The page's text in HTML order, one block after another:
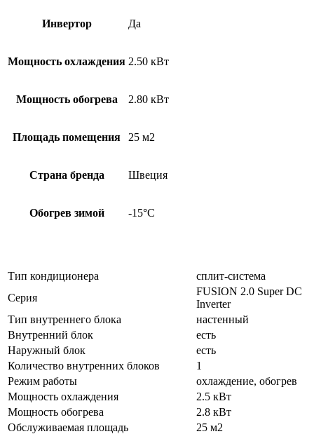
Инвертор Да
Мощность охлаждения 2.50 кВт
Мощность обогрева 2.80 кВт
Площадь помещения 25 м2
Страна бренда Швеция
Обогрев зимой -15°С
Тип кондиционера
сплит-система
Серия
FUSION 2.0 Super DC
Іnverter
Тип внутреннего блока
настенный
Внутренний блок
есть
Наружный блок
есть
Количество внутренних блоков
1
Режим работы
охлаждение, обогрев
Мощность охлаждения
2.5 кВт
Мощность обогрева
2.8 кВт
Обслуживаемая площадь
25 м2